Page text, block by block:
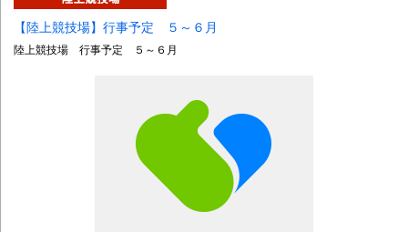
【陸上競技場】行事予定 ５～６月
陸上競技場 行事予定 ５～６月